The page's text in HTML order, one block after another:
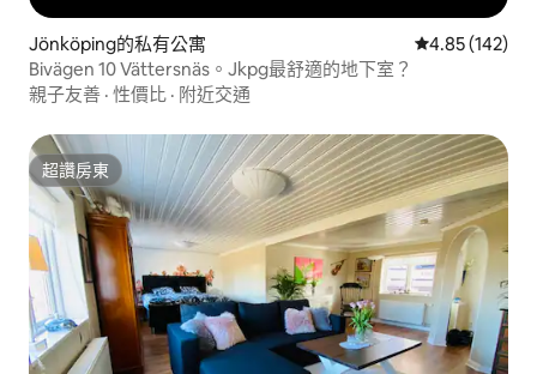
Jönköping的私有公寓 從 142 則評價
4.85 (142)
Bivägen 10 Vättersnäs。Jkpg最舒適的地下室？
親子友善 · 性價比 · 附近交通
超讚房東
超讚房東